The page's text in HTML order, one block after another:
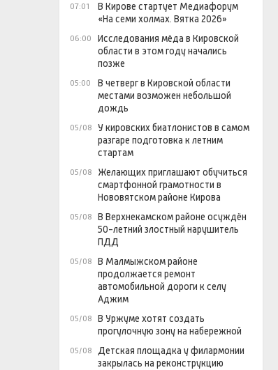
07:01
В Кирове стартует Медиафорум
«На семи холмах. Вятка 2026»
06:00
Исследования мёда в Кировской
области в этом году начались
позже
05:00
В четверг в Кировской области
местами возможен небольшой
дождь
05/08
У кировских биатлонистов в самом
разгаре подготовка к летним
стартам
05/08
Желающих приглашают обучиться
смартфонной грамотности в
Нововятском районе Кирова
05/08
В Верхнекамском районе осуждён
50-летний злостный нарушитель
ПДД
05/08
В Малмыжском районе
продолжается ремонт
автомобильной дороги к селу
Аджим
05/08
В Уржуме хотят создать
прогулочную зону на набережной
05/08
Детская площадка у филармонии
закрылась на реконструкцию